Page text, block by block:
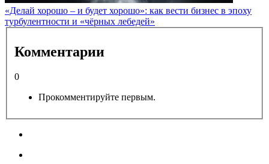
«Делай хорошо – и будет хорошо»: как вести бизнес в эпоху
турбулентности и «чёрных лебедей»
Комментарии
0
Прокомментируйте первым.